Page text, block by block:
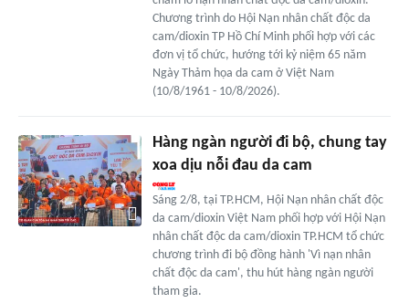
Chương trình do Hội Nạn nhân chất độc da
cam/dioxin TP Hồ Chí Minh phối hợp với các
đơn vị tổ chức, hướng tới kỷ niệm 65 năm
Ngày Thảm họa da cam ở Việt Nam
(10/8/1961 - 10/8/2026).
Hàng ngàn người đi bộ, chung tay
xoa dịu nỗi đau da cam
Sáng 2/8, tại TP.HCM, Hội Nạn nhân chất độc
da cam/dioxin Việt Nam phối hợp với Hội Nạn
nhân chất độc da cam/dioxin TP.HCM tổ chức
chương trình đi bộ đồng hành 'Vì nạn nhân
chất độc da cam', thu hút hàng ngàn người
tham gia.